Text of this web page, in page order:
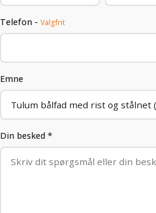
Telefon - Valgfrit
Emne
Din besked *